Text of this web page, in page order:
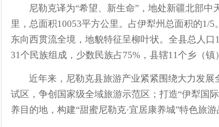
尼勒克译为“希望、新生命” ，地处新疆北部
里，总面积10053平方公里。占伊犁州总面积的1/5
东向西贯流全境，地貌特征呈柳叶状。全县总人口
31个民族组成，少数民族占75% ，县辖11个乡（镇
近年来，尼勒克县旅游产业紧紧围绕大力发展
试区，争创国家级全域旅游示范区；打造“伊犁国际
养目的地，构建“甜蜜尼勒克·宜居康养城”特色旅游